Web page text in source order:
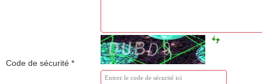
Code de sécurité *